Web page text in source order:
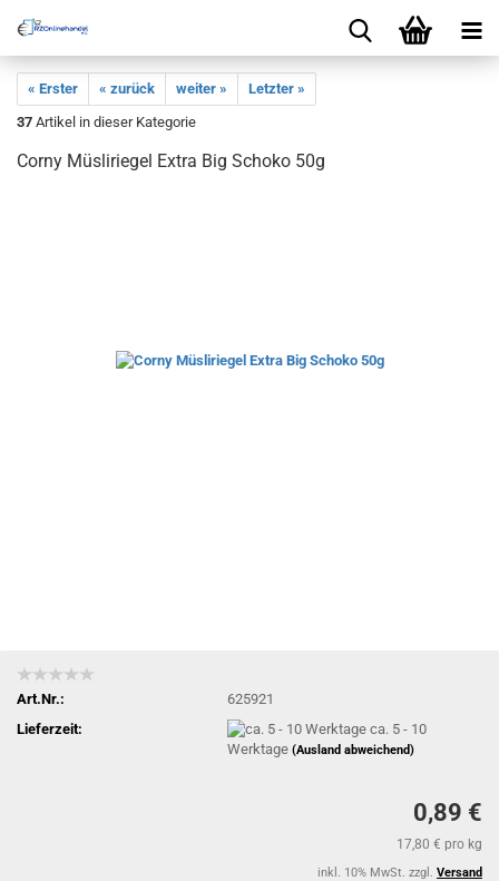
« Erster « zurück weiter »
Letzter »
37 Artikel in dieser Kategorie
Corny Müsliriegel Extra Big Schoko 50g
Art.Nr.:
625921
Lieferzeit:
ca. 5 - 10
Werktage(Ausland abweichend)
0,89 €
17,80 € pro kg
inkl. 10% MwSt. zzgl. Versand